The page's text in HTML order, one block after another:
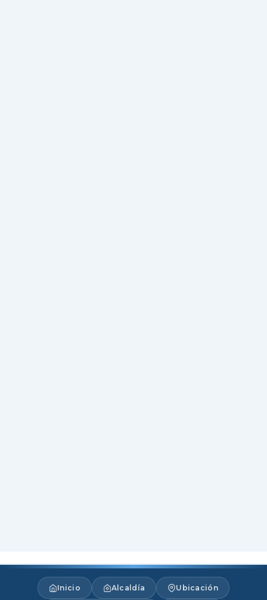
Inicio Alcaldía Ubicación